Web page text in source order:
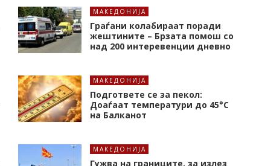
МАКЕДОНИЈА
Граѓани колабираат поради
жештините – Брзата помош со
над 200 интеревенции дневно
МАКЕДОНИЈА
Подгответе се за пекол:
Доаѓаат температури до 45°C
на Балканот
МАКЕДОНИЈА
Гужва на границите, за излез